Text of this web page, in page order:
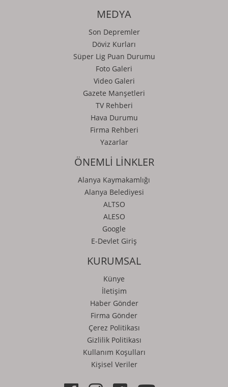
MEDYA
Son Depremler
Döviz Kurları
Süper Lig Puan Durumu
Foto Galeri
Video Galeri
Gazete Manşetleri
TV Rehberi
Hava Durumu
Firma Rehberi
Yazarlar
ÖNEMLİ LİNKLER
Alanya Kaymakamlığı
Alanya Belediyesi
ALTSO
ALESO
Google
E-Devlet Giriş
KURUMSAL
Künye
İletişim
Haber Gönder
Firma Gönder
Çerez Politikası
Gizlilik Politikası
Kullanım Koşulları
Kişisel Veriler